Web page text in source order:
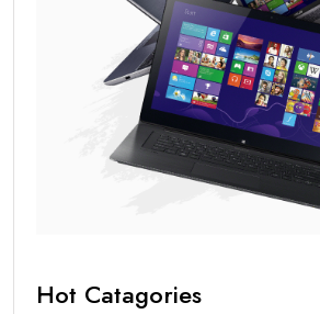
Hot Catagories